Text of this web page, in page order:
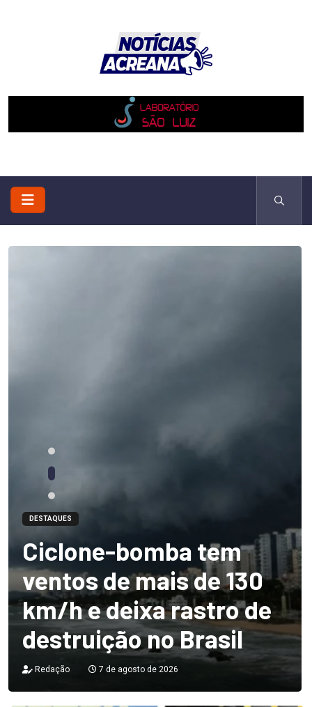
DESTAQUES
Ciclone-bomba tem
ventos de mais de 130
km/h e deixa rastro de
destruição no Brasil
Redação 7 de agosto de 2026